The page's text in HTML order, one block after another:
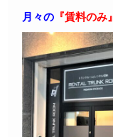
月々の 『賃料のみ』